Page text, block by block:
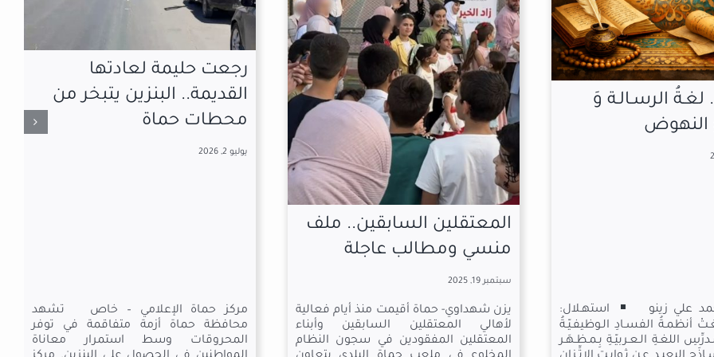
حماة أقيمت منذ أيام فعالية
المعتقلين السابقين وأبناء
المفقودين في سجون النظام
رجعت حليمة لعادتها
القديمة.. البنزين يتبخر من
محطات حماة
يوليو 2, 2026
مركز حماة الإعلامي – خاص تشهد
محافظة حماة أزمة متفاقمة في توفر
المحروقات وسط استمرار معاناة
اللّغةُ العربيّةُ عمادُ
أ. طاهر محمد علي زينو
استهلالٌ و
تأصيل: •…لطالما تكلمتُ في مجالسَ و